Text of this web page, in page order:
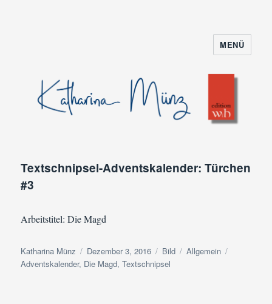
MENÜ
Textschnipsel-Adventskalender: Türchen
#3
Arbeitstitel: Die Magd
Autor
Katharina Münz
Veröffentlicht
am
Dezember 3, 2016 Format
Bild Kategorien
Allgemein
Adventskalender, Die Magd,Textschnipsel